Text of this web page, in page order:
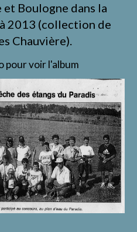
et Boulogne dans la
2013 (collection de
Chauvière).
pour voir l'album